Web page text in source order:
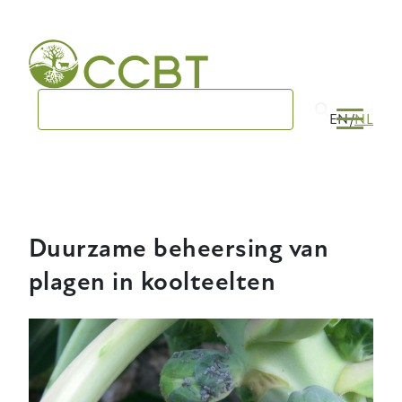
main
navigation
EN NL
Duurzame beheersing van
plagen in koolteelten